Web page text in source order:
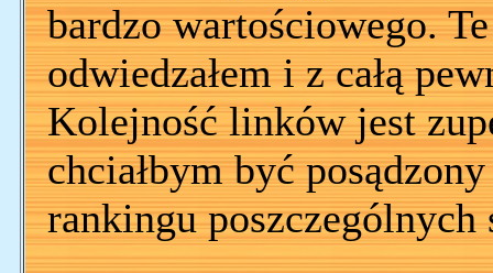
bardzo wartościowego.
odwiedzałem i z całą
Kolejność linków jest
chciałbym być
rankingu poszczególnych